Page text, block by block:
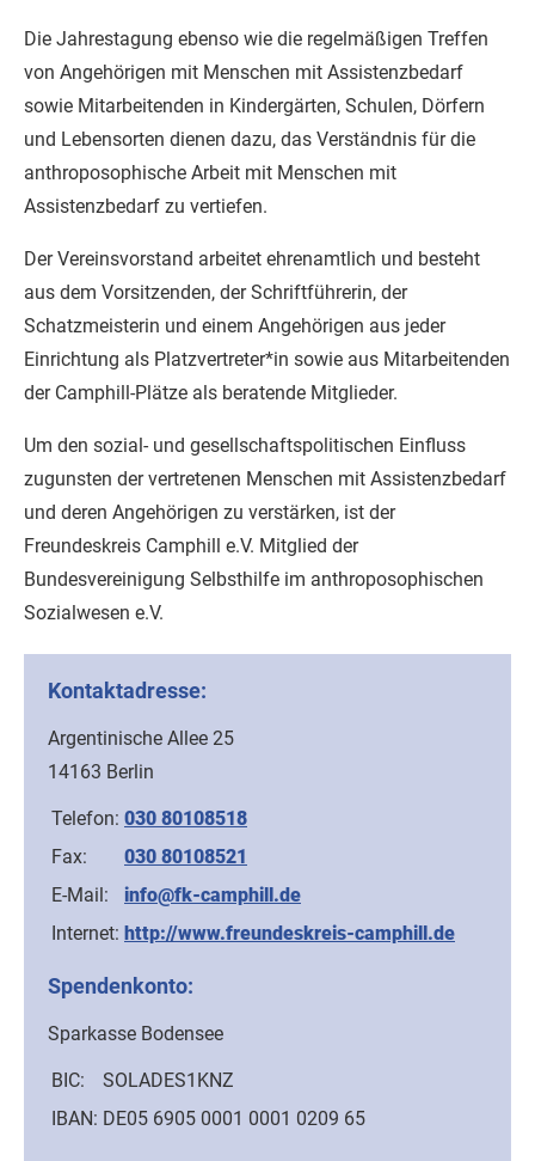
Die Jahrestagung ebenso wie die regelmäßigen Treffen
von Angehörigen mit Menschen mit Assistenzbedarf
sowie Mitarbeitenden in Kindergärten, Schulen, Dörfern
und Lebensorten dienen dazu, das Verständnis für die
anthroposophische Arbeit mit Menschen mit
Assistenzbedarf zu vertiefen.
Der Vereinsvorstand arbeitet ehrenamtlich und besteht
aus dem Vorsitzenden, der Schriftführerin, der
Schatzmeisterin und einem Angehörigen aus jeder
Einrichtung als Platzvertreter*in sowie aus Mitarbeitenden
der Camphill-Plätze als beratende Mitglieder.
Um den sozial- und gesellschaftspolitischen Einfluss
zugunsten der vertretenen Menschen mit Assistenzbedarf
und deren Angehörigen zu verstärken, ist der
Freundeskreis Camphill e.V. Mitglied der
Bundesvereinigung Selbsthilfe im anthroposophischen
Sozialwesen e.V.
Kontaktadresse:
Argentinische Allee 25
14163 Berlin
Telefon: 030 80108518
Fax:
030 80108521
E-Mail:
info@fk-camphill.de
Internet: http://www.freundeskreis-camphill.de
Spendenkonto:
Sparkasse Bodensee
BIC:
SOLADES1KNZ
IBAN: DE05 6905 0001 0001 0209 65